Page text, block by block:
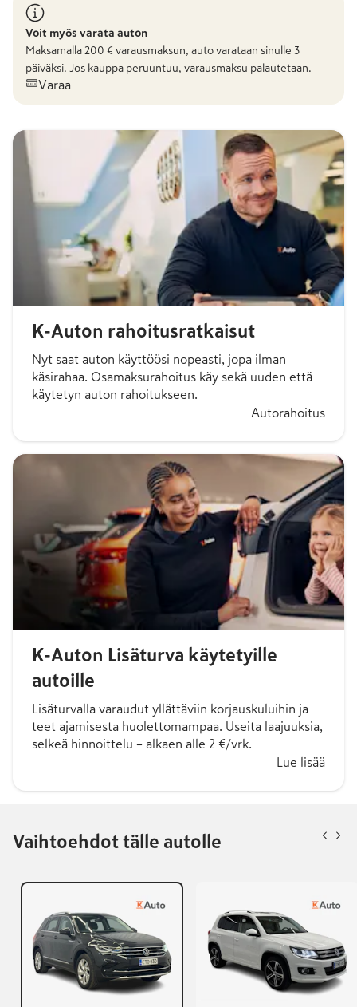
Voit myös varata auton
Maksamalla 200 € varausmaksun, auto varataan sinulle 3
päiväksi. Jos kauppa peruuntuu, varausmaksu palautetaan.
Varaa
K-Auton rahoitusratkaisut
Nyt saat auton käyttöösi nopeasti, jopa ilman
käsirahaa. Osamaksurahoitus käy sekä uuden että
käytetyn auton rahoitukseen.
Autorahoitus
K-Auton Lisäturva käytetyille
autoille
Lisäturvalla varaudut yllättäviin korjauskuluihin ja
teet ajamisesta huolettomampaa. Useita laajuuksia,
selkeä hinnoittelu – alkaen alle 2 €/vrk.
Lue lisää
Vaihtoehdot tälle autolle